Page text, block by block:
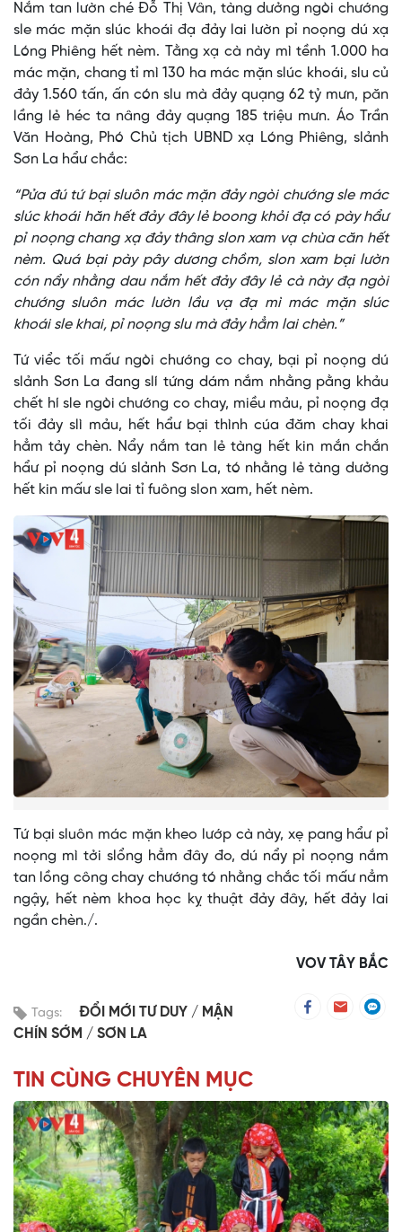
Nắm tan lườn ché Đỗ Thị Vân, tàng dưởng ngòi chướng
sle mác mặn slúc khoái đạ đảy lai lườn pỉ noọng dú xạ
Lóng Phiêng hết nèm. Tằng xạ cà này mì tềnh 1.000 ha
mác mặn, chang tỉ mì 130 ha mác mặn slúc khoái, slu củ
đảy 1.560 tấn, ấn cón slu mà đảy quạng 62 tỷ mưn, păn
lầng lẻ héc ta nâng đảy quạng 185 triệu mưn. Áo Trần
Văn Hoàng, Phó Chủ tịch UBND xạ Lóng Phiêng, slảnh
Sơn La hẩư chắc:
“Pửa đú tứ bại sluôn mác mặn đảy ngòi chướng sle mác
slúc khoái hăn hết đảy đây lẻ boong khỏi đạ có pày hẩư
pỉ noọng chang xạ đảy thâng slon xam vạ chùa căn hết
nèm. Quá bại pày pây dương chồm, slon xam bại lườn
cón nẩy nhằng dau nắm hết đảy đây lẻ cà này đạ ngòi
chướng sluôn mác lườn lầu vạ đạ mì mác mặn slúc
khoái sle khai, pỉ noọng slu mà đảy hẳm lai chèn.”
Tứ viểc tối mấư ngòi chướng co chay, bại pỉ noọng dú
slảnh Sơn La đang slí tứng dám nắm nhằng pằng khảu
chết hí sle ngòi chướng co chay, miều mảu, pỉ noọng đạ
tối đảy slì mảu, hết hẩư bại thình cúa đăm chay khai
hẳm tảy chèn. Nẩy nắm tan lẻ tàng hết kin mắn chắn
hẩư pỉ noọng dú slảnh Sơn La, tó nhằng lẻ tàng dưởng
hết kin mấư sle lai tỉ fuông slon xam, hết nèm.
Tứ bại sluôn mác mặn kheo lướp cà này, xẹ pang hẩư pỉ
noọng mì tởi slổng hẳm đây đo, dú nẩy pỉ noọng nắm
tan lồng công chay chướng tó nhằng chắc tối mấư nẳm
ngậy, hết nèm khoa học kỵ thuật đảy đây, hết đảy lai
ngần chèn./.
VOV TÂY BẮC
Tags: ĐỔI MỚI TƯ DUY
MẬN
CHÍN SỚM
SƠN LA
TIN CÙNG CHUYÊN MỤC